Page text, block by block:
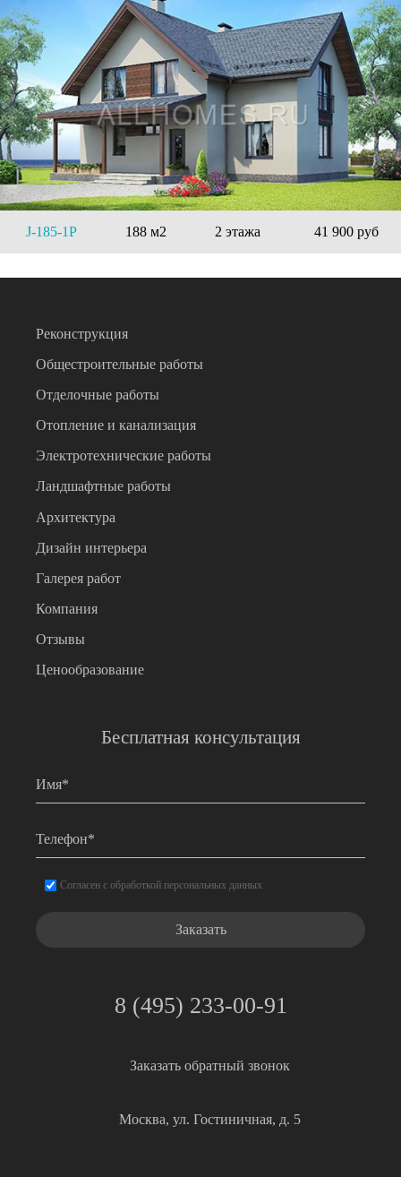
J-185-1P 188 м2 2 этажа 41 900 руб
Реконструкция
Общестроительные работы
Отделочные работы
Отопление и канализация
Электротехнические работы
Ландшафтные работы
Архитектура
Дизайн интерьера
Галерея работ
Компания
Отзывы
Ценообразование
Бесплатная консультация
Согласие*
Согласен с обработкой персональных данных
8 (495) 233-00-91
Заказать обратный звонок
Москва, ул. Гостиничная, д. 5